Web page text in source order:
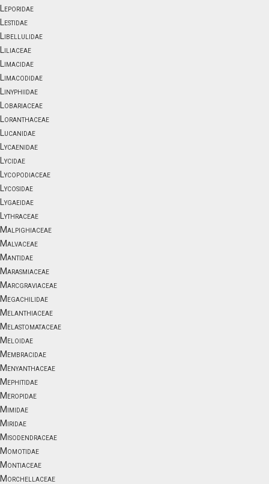
Leporidae
Lestidae
Libellulidae
Liliaceae
Limacidae
Limacodidae
Linyphiidae
Lobariaceae
Loranthaceae
Lucanidae
Lycaenidae
Lycidae
Lycopodiaceae
Lycosidae
Lygaeidae
Lythraceae
Malpighiaceae
Malvaceae
Mantidae
Marasmiaceae
Marcgraviaceae
Megachilidae
Melanthiaceae
Melastomataceae
Meloidae
Membracidae
Menyanthaceae
Mephitidae
Meropidae
Mimidae
Miridae
Misodendraceae
Momotidae
Montiaceae
Morchellaceae